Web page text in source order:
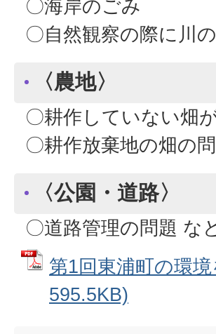
〇海岸のごみ
〇自然観察の際に川
〈農地〉
〇耕作していない畑
〇耕作放棄地の畑の
〈公園・道路〉
〇道路管理の問題 な
第1回東浦町の環
595.5KB)